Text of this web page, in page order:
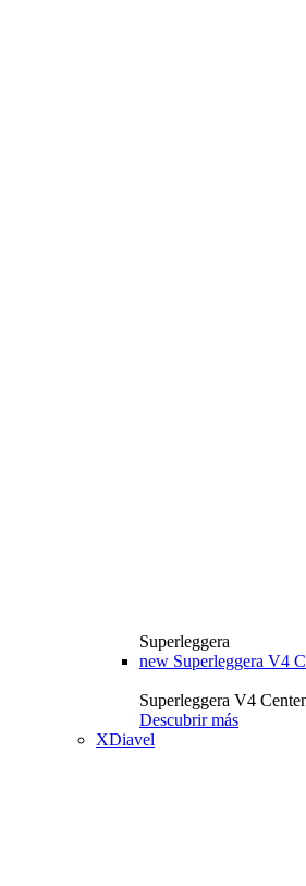
Superleggera
new Superleggera V4
Superleggera V4
Descubrir más
XDiavel